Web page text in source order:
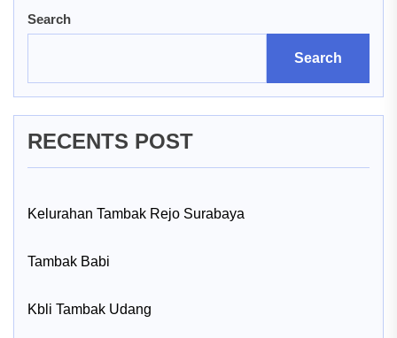
Search
Search
RECENTS POST
Kelurahan Tambak Rejo Surabaya
Tambak Babi
Kbli Tambak Udang